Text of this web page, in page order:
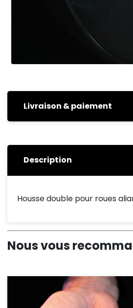
Livraison & paiement
Description
Housse double pour roues
Nous vous